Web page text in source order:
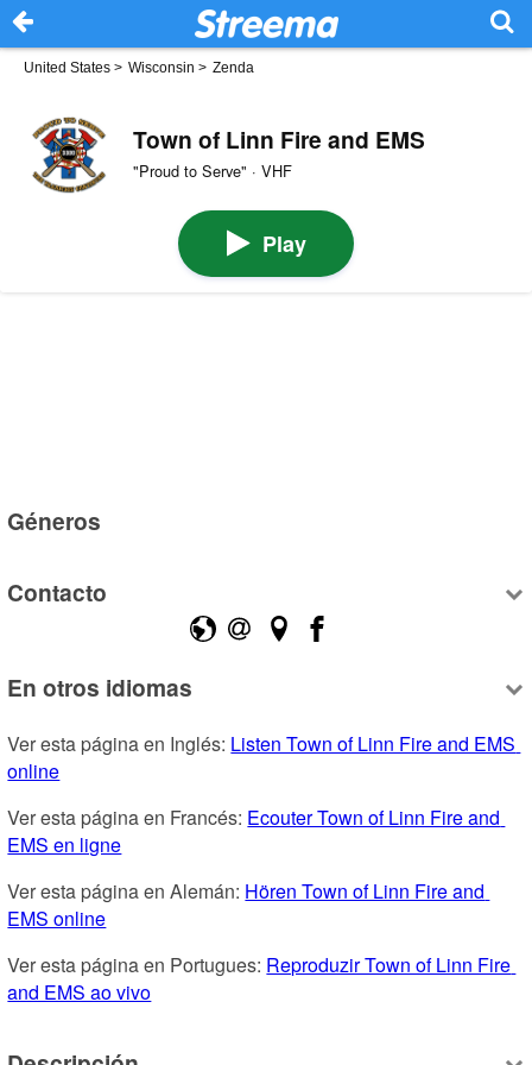
United States > Wisconsin > Zenda
Town of Linn Fire and EMS
"Proud to Serve" · VHF
Play
Géneros
Contacto
En otros idiomas
Ver esta página en Inglés: Listen Town of Linn Fire and EMS
online
Ver esta página en Francés: Ecouter Town of Linn Fire and
EMS en ligne
Ver esta página en Alemán: Hören Town of Linn Fire and
EMS online
Ver esta página en Portugues: Reproduzir Town of Linn Fire
and EMS ao vivo